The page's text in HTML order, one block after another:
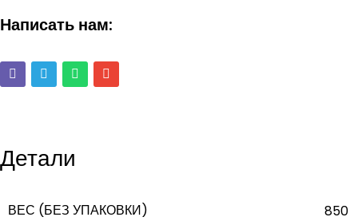
Написать нам:
Детали
ВЕС (БЕЗ УПАКОВКИ) 850